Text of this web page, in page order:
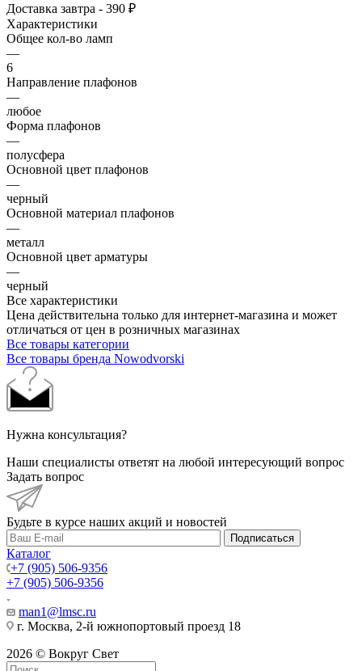
Доставка завтра - 390 ₽
Характеристики
Общее кол-во ламп
—
6
Направление плафонов
—
любое
Форма плафонов
—
полусфера
Основной цвет плафонов
—
черный
Основной материал плафонов
—
металл
Основной цвет арматуры
—
черный
Все характеристики
Цена действительна только для интернет-магазина и может
отличаться от цен в розничных магазинах
Все товары категории
Все товары бренда Nowodvorski
Нужна консультация?
Наши специалисты ответят на любой интересующий вопрос
Задать вопрос
Будьте в курсе наших акций и новостей
Подписаться
Каталог
+7 (905) 506-9356
+7 (905) 506-9356
man1@lmsc.ru
г. Москва, 2-й южнопортовый проезд 18
2026 © Вокруг Свет